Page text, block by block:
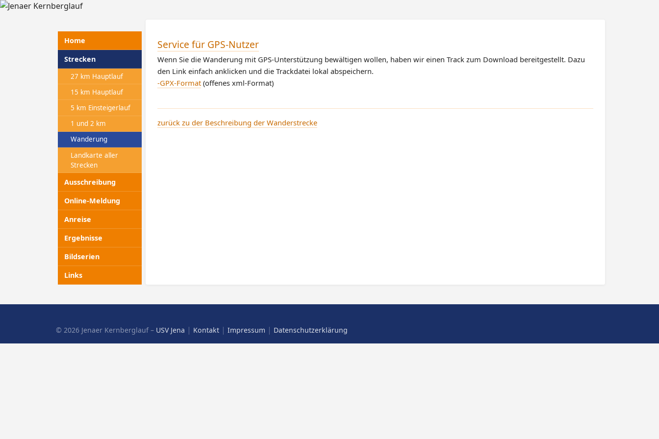
Home
Strecken
27 km Hauptlauf
15 km Hauptlauf
5 km Einsteigerlauf
1 und 2 km
Wanderung
Landkarte aller
Strecken
Ausschreibung
Online-Meldung
Anreise
Ergebnisse
Bildserien
Links
Service für GPS-Nutzer
Wenn Sie die Wanderung mit GPS-Unterstützung bewältigen wollen, haben wir einen Track zum Download bereitgestellt. Dazu
den Link einfach anklicken und die Trackdatei lokal abspeichern.
-GPX-Format (offenes xml-Format)
zurück zu der Beschreibung der Wanderstrecke
© 2026 Jenaer Kernberglauf – USV Jena | Kontakt | Impressum | Datenschutzerklärung